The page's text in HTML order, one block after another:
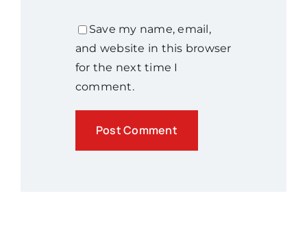
Save my name, email,
and website in this browser
for the next time I
comment.